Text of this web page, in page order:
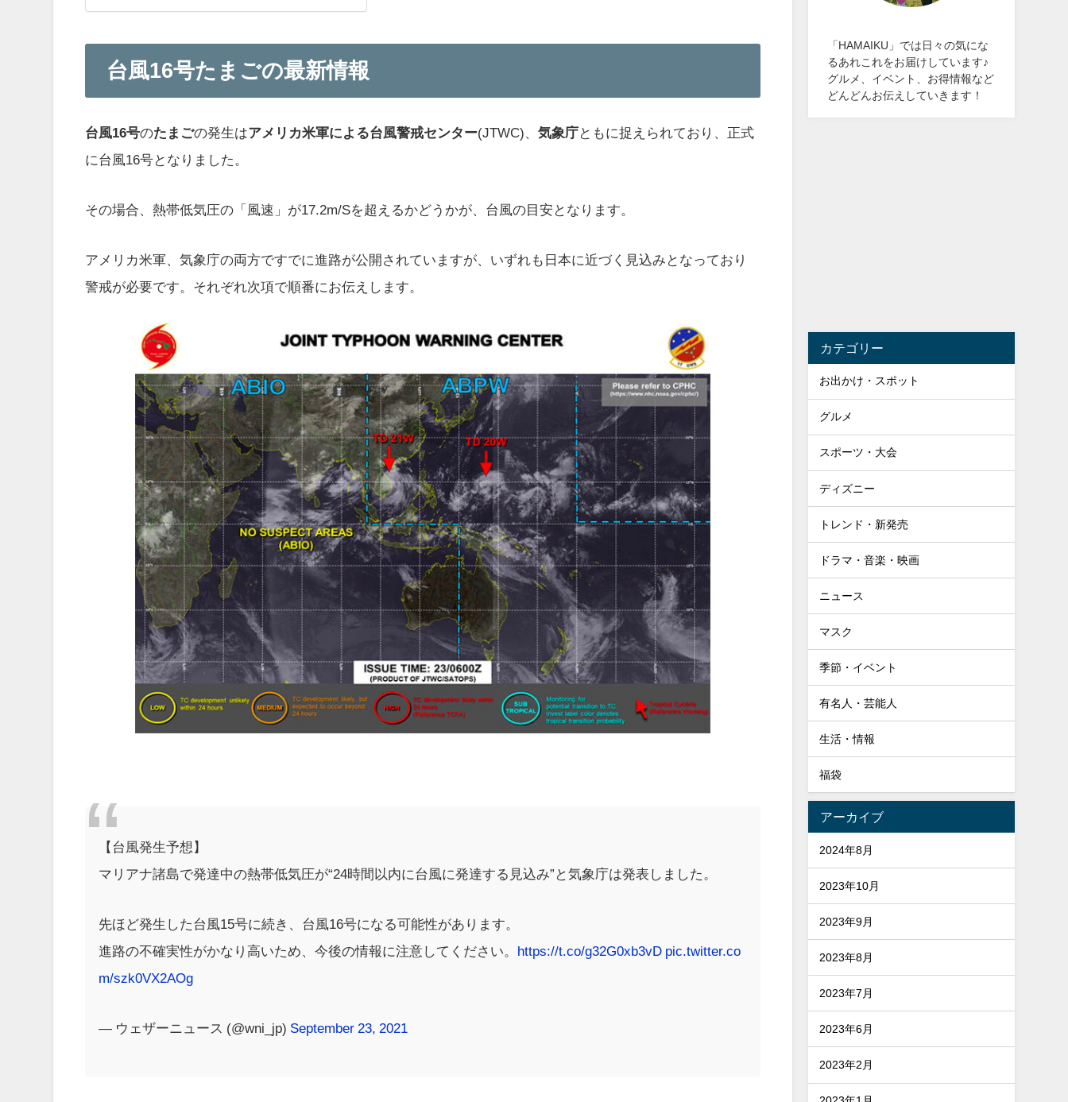
台風16号たまごの最新情報
台風16号のたまごの発生はアメリカ米軍による台風警戒センター(JTWC)、気象庁ともに捉えられており、正式
に台風16号となりました。
その場合、熱帯低気圧の「風速」が17.2m/Sを超えるかどうかが、台風の目安となります。
アメリカ米軍、気象庁の両方ですでに進路が公開されていますが、いずれも日本に近づく見込みとなっており
警戒が必要です。それぞれ次項で順番にお伝えします。
【台風発生予想】
マリアナ諸島で発達中の熱帯低気圧が“24時間以内に台風に発達する見込み”と気象庁は発表しました。
先ほど発生した台風15号に続き、台風16号になる可能性があります。
進路の不確実性がかなり高いため、今後の情報に注意してください。 https://t.co/g32G0xb3vD pic.twitter.co
m/szk0VX2AOg
— ウェザーニュース (@wni_jp) September 23, 2021
「HAMAIKU」では日々の気にな
るあれこれをお届けしています♪
グルメ、イベント、お得情報など
どんどんお伝えしていきます！
カテゴリー
お出かけ・スポット
グルメ
スポーツ・大会
ディズニー
トレンド・新発売
ドラマ・音楽・映画
ニュース
マスク
季節・イベント
有名人・芸能人
生活・情報
福袋
アーカイブ
2024年8月
2023年10月
2023年9月
2023年8月
2023年7月
2023年6月
2023年2月